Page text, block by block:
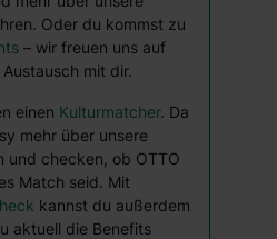
1 lit. a) DS-GVO). Die USA
Datenschutzniveau
Datenschutzerklärung unter
widerrufen.
einzelnen Cookies findest
zeigen“. Weitere
Impressum
Oder du kommst zu
– wir freuen uns auf
mit dir.
einen Kulturmatcher. Da
mehr über unsere
und checken, ob OTTO
Match seid. Mit
kannst du außerdem
aktuell die Benefits